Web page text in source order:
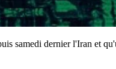
samedi dernier l'Iran et